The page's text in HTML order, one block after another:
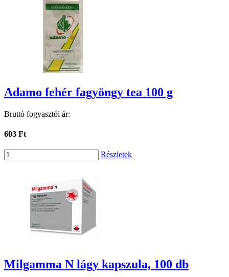
Adamo fehér fagyöngy tea 100 g
Bruttó fogyasztói ár:
603 Ft
Részletek
Milgamma N lágy kapszula, 100 db